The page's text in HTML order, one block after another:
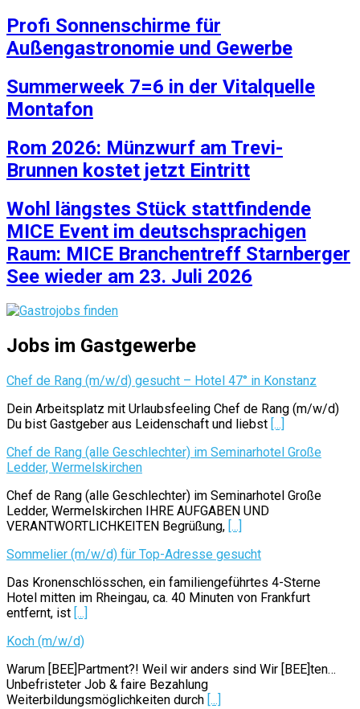
Profi Sonnenschirme für
Außengastronomie und Gewerbe
Summerweek 7=6 in der Vitalquelle
Montafon
Rom 2026: Münzwurf am Trevi-
Brunnen kostet jetzt Eintritt
Wohl längstes Stück stattfindende
MICE Event im deutschsprachigen
Raum: MICE Branchentreff Starnberger
See wieder am 23. Juli 2026
Jobs im Gastgewerbe
Chef de Rang (m/w/d) gesucht – Hotel 47° in Konstanz
Dein Arbeitsplatz mit Urlaubsfeeling Chef de Rang (m/w/d)
Du bist Gastgeber aus Leidenschaft und liebst [...]
Chef de Rang (alle Geschlechter) im Seminarhotel Große
Ledder, Wermelskirchen
Chef de Rang (alle Geschlechter) im Seminarhotel Große
Ledder, Wermelskirchen IHRE AUFGABEN UND
VERANTWORTLICHKEITEN Begrüßung, [...]
Sommelier (m/w/d) für Top-Adresse gesucht
Das Kronenschlösschen, ein familiengeführtes 4-Sterne
Hotel mitten im Rheingau, ca. 40 Minuten von Frankfurt
entfernt, ist [...]
Koch (m/w/d)
Warum [BEE]Partment?! Weil wir anders sind Wir [BEE]ten…
Unbefristeter Job & faire Bezahlung
Weiterbildungsmöglichkeiten durch [...]